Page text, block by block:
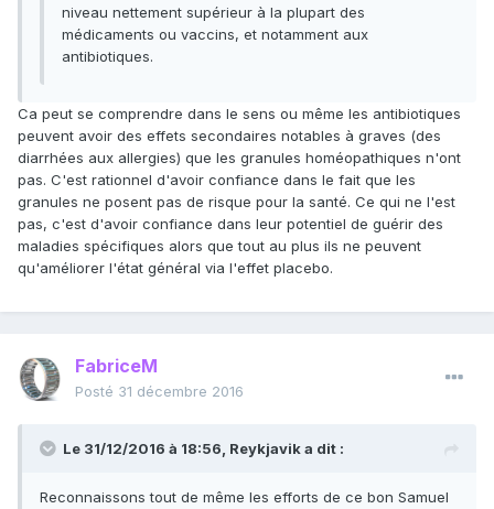
niveau nettement supérieur à la plupart des
médicaments ou vaccins, et notamment aux
antibiotiques.
Ca peut se comprendre dans le sens ou même les antibiotiques
peuvent avoir des effets secondaires notables à graves (des
diarrhées aux allergies) que les granules homéopathiques n'ont
pas. C'est rationnel d'avoir confiance dans le fait que les
granules ne posent pas de risque pour la santé. Ce qui ne l'est
pas, c'est d'avoir confiance dans leur potentiel de guérir des
maladies spécifiques alors que tout au plus ils ne peuvent
qu'améliorer l'état général via l'effet placebo.
FabriceM
Posté 31 décembre 2016
Le 31/12/2016 à 18:56, Reykjavik a dit :
Reconnaissons tout de même les efforts de ce bon Samuel